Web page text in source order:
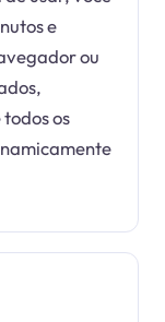
e
ou
os